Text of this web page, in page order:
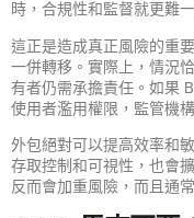
時，合規性和監督就更難
這正是造成真正風險的重
一併轉移。實際上，情況
有者仍需承擔責任。如果
使用者濫用權限，監管機
外包絕對可以提高效率和
存取控制和可視性，也會
反而會加重風險，而且通